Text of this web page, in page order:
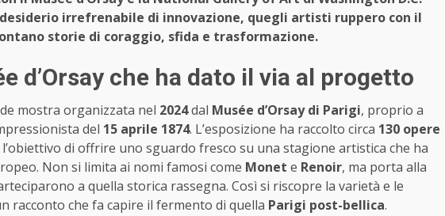
irrefrenabile di innovazione, quegli artisti ruppero con il
storie di coraggio, sfida e trasformazione.
d’Orsay che ha dato il via al progetto
mostra organizzata nel 2024dal Musée d’Orsay di Parigi, proprio a
del 15 aprile 1874. L’esposizione ha raccolto circa 130 opere
di offrire uno sguardo fresco su una stagione artistica che ha
Non si limita ai nomi famosi come Monet e Renoir, ma porta alla
a quella storica rassegna. Così si riscopre la varietà e le
racconto che fa capire il fermento di quella Parigi post-bellica.